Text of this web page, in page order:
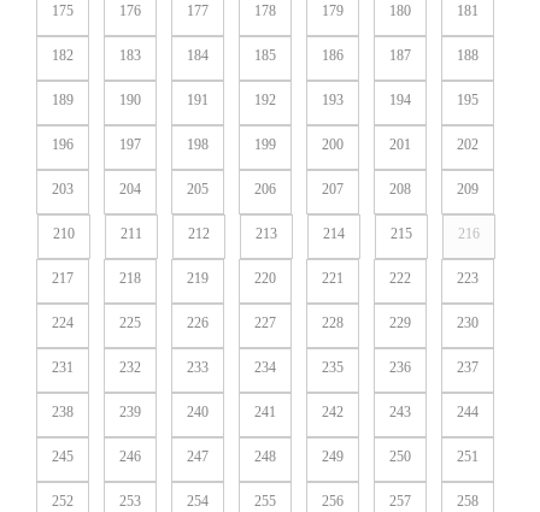
175 176 177 178 179 180 181
182 183 184 185 186 187 188
189 190 191 192 193 194 195
196 197 198 199 200 201 202
203 204 205 206 207 208 209
210 211 212 213 214 215 216
217 218 219 220 221 222 223
224 225 226 227 228 229 230
231 232 233 234 235 236 237
238 239 240 241 242 243 244
245 246 247 248 249 250 251
252 253 254 255 256 257 258